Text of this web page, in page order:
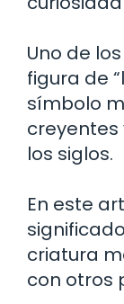
Uno de
figura de
símbolo
creyentes
los siglos.
En este
criatura
con otros